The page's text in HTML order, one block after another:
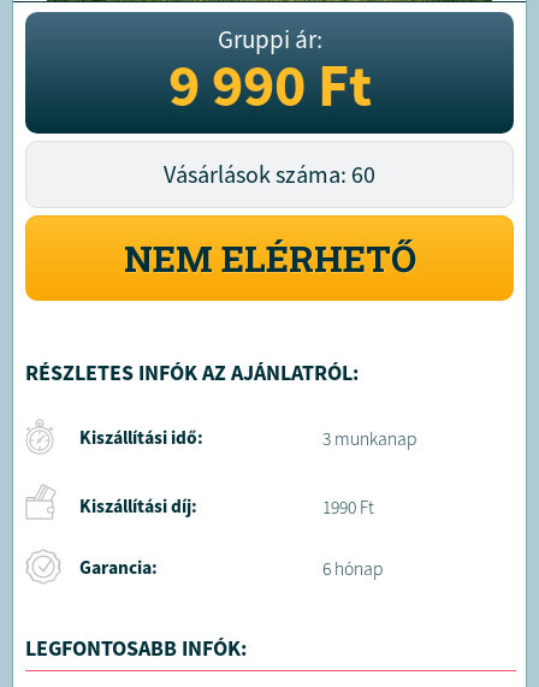
Gruppi ár:
9 990Ft
Vásárlások száma: 60
NEM ELÉRHETŐ
RÉSZLETES INFÓK AZ AJÁNLATRÓL:
Kiszállítási idő: 3 munkanap
Kiszállítási díj: 1990 Ft
Garancia: 6 hónap
LEGFONTOSABB INFÓK: